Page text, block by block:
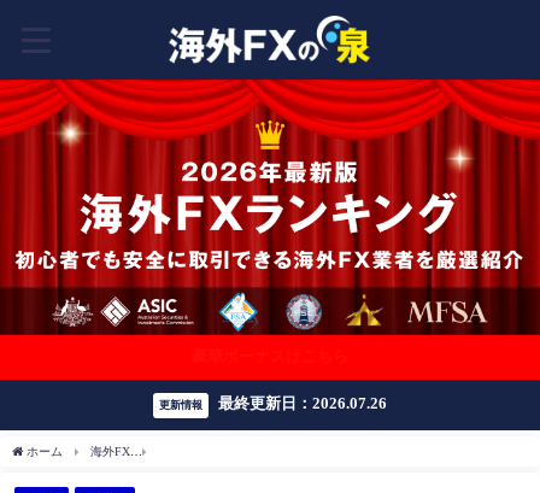
更新情報 最終更新日：2026.07.26
ホーム 海外FX